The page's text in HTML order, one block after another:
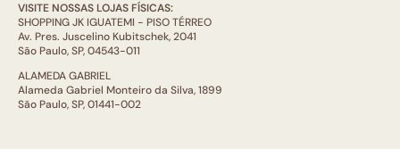
VISITE NOSSAS LOJAS FÍSICAS:
SHOPPING JK IGUATEMI - PISO TÉRREO
Av. Pres. Juscelino Kubitschek, 2041
São Paulo, SP, 04543-011
ALAMEDA GABRIEL
Alameda Gabriel Monteiro da Silva, 1899
São Paulo, SP, 01441-002